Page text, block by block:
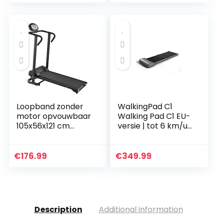
Loopband zonder
motor opvouwbaar
105x56x121 cm
€176.99
WalkingPad C1
Walking Pad C1 EU-
versie | tot 6 km/u |
inklapbaar plat
€349.99
Description Additional information